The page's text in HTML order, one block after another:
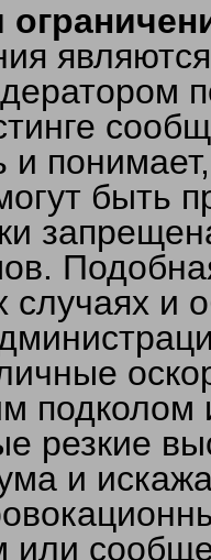
и
быть
случаях и
резкие
и
или